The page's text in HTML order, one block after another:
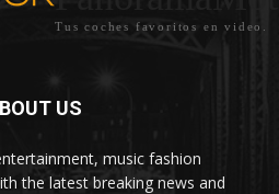
Tus coches favoritos en video.
US
music fashion
the latest breaking news and